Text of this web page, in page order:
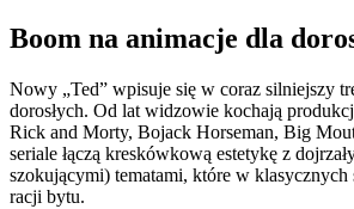
Boom na animacje dla
Nowy „Ted” wpisuje się w coraz silniejszy
dorosłych. Od lat widzowie kochają
Rick and Morty, Bojack Horseman, Big
seriale łączą kreskówkową estetykę z
szokującymi) tematami, które w klasycznych
racji bytu.